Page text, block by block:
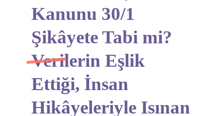
Kanunu 30/1
Şikâyete Tabi mi?
Verilerin Eşlik
Ettiği, İnsan
Hikâyeleriyle Isınan